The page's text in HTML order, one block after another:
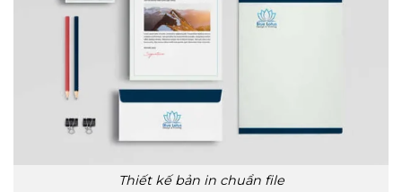
Thiết kế bản in chuẩn file